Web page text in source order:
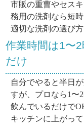
市販の重曹やセス
務用の洗剤なら短
適切な洗剤の選び
作業時間は1〜
だけ
自分でやると半日
すが、プロなら1〜
飲んでいるだけで
キッチンに上がっ